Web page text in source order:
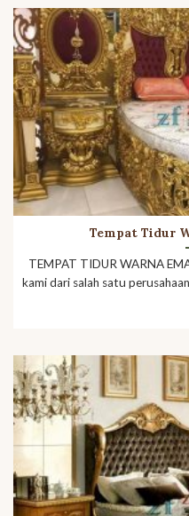
Tempat Tidur
TEMPAT TIDUR WARNA
kami dari salah satu